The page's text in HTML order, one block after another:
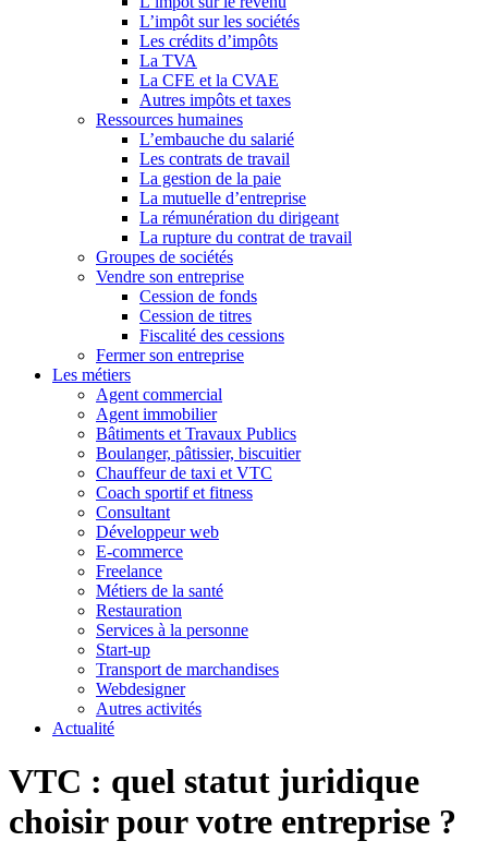
L’impôt sur les sociétés
Les crédits d’impôts
La TVA
La CFE et la CVAE
Autres impôts et taxes
Ressources humaines
L’embauche du salarié
Les contrats de travail
La gestion de la paie
La mutuelle d’entreprise
La rémunération du dirigeant
La rupture du contrat de travail
Groupes de sociétés
Vendre son entreprise
Cession de fonds
Cession de titres
Fiscalité des cessions
Fermer son entreprise
Les métiers
Agent commercial
Agent immobilier
Bâtiments et Travaux Publics
Boulanger, pâtissier, biscuitier
Chauffeur de taxi et VTC
Coach sportif et fitness
Consultant
Développeur web
E-commerce
Freelance
Métiers de la santé
Restauration
Services à la personne
Start-up
Transport de marchandises
Webdesigner
Autres activités
Actualité
VTC : quel statut juridique
choisir pour votre entreprise ?